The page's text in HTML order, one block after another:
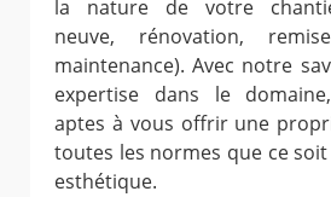
la nature de votre
neuve, rénovation,
maintenance). Avec notre
expertise dans le
aptes à vous offrir une
toutes les normes que ce
esthétique.